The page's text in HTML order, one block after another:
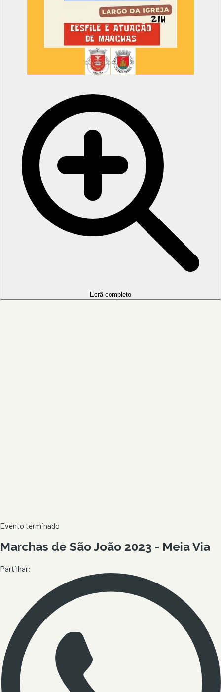
Ecrã completo
Evento terminado
Marchas de São João 2023 - Meia Via
Partilhar: